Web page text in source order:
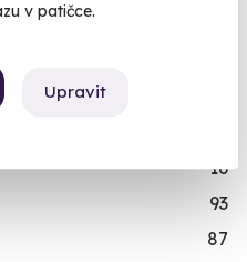
v patičce.
Upravit
termín. Po úhradě
v e-mailu.
16
93
87